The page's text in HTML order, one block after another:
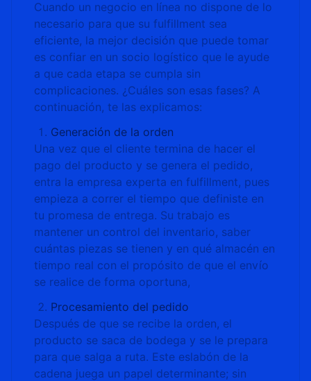
Cuando un negocio en línea no dispone de lo
necesario para que su fulfillment sea
eficiente, la mejor decisión que puede tomar
es confiar en un socio logístico que le ayude
a que cada etapa se cumpla sin
complicaciones. ¿Cuáles son esas fases? A
continuación, te las explicamos:
Generación de la orden
Una vez que el cliente termina de hacer el
pago del producto y se genera el pedido,
entra la empresa experta en fulfillment, pues
empieza a correr el tiempo que definiste en
tu promesa de entrega. Su trabajo es
mantener un control del inventario, saber
cuántas piezas se tienen y en qué almacén en
tiempo real con el propósito de que el envío
se realice de forma oportuna,
Procesamiento del pedido
Después de que se recibe la orden, el
producto se saca de bodega y se le prepara
para que salga a ruta. Este eslabón de la
cadena juega un papel determinante; sin